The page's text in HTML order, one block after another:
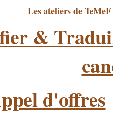
Les ateliers de TeMeF
&
d'offres